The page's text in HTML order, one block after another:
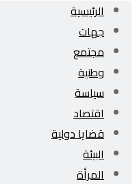
الرئيسية
جهات
مجتمع
وطنية
سياسة
اقتصاد
قضايا دولية
البيئة
المرأة